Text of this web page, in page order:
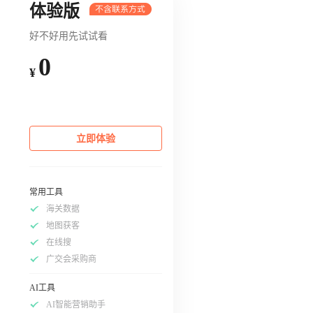
体验版
好不好用先试试看
¥ 0
立即体验
常用工具
海关数据
地图获客
在线搜
广交会采购商
AI工具
AI智能营销助手